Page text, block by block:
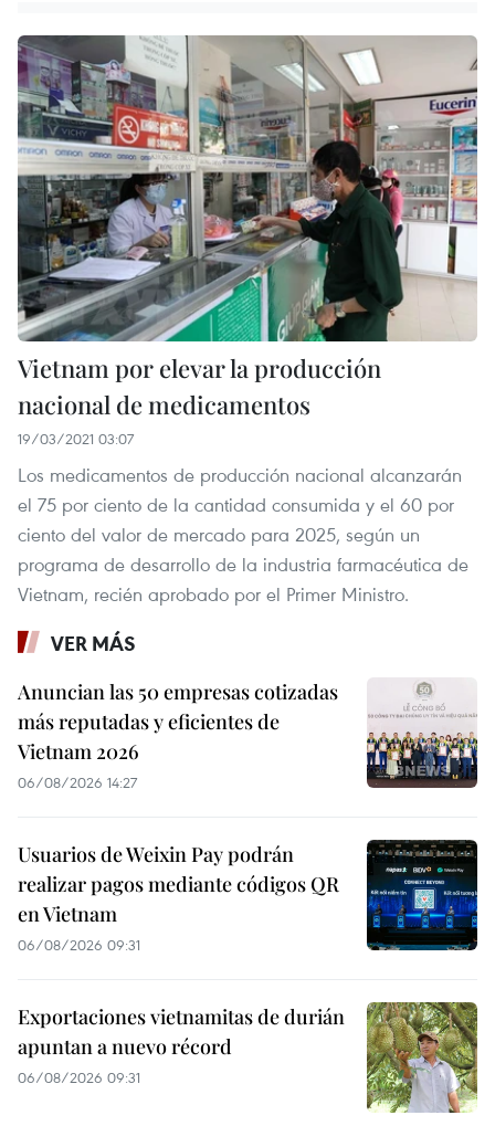
Vietnam por elevar la producción
nacional de medicamentos
19/03/2021 03:07
Los medicamentos de producción nacional alcanzarán
el 75 por ciento de la cantidad consumida y el 60 por
ciento del valor de mercado para 2025, según un
programa de desarrollo de la industria farmacéutica de
Vietnam, recién aprobado por el Primer Ministro.
VER MÁS
Anuncian las 50 empresas cotizadas
más reputadas y eficientes de
Vietnam 2026
06/08/2026 14:27
Usuarios de Weixin Pay podrán
realizar pagos mediante códigos QR
en Vietnam
06/08/2026 09:31
Exportaciones vietnamitas de durián
apuntan a nuevo récord
06/08/2026 09:31